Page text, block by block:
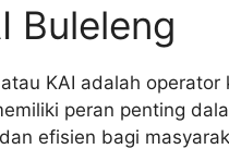
Buleleng
KAI adalah
peran penting
efisien bagi